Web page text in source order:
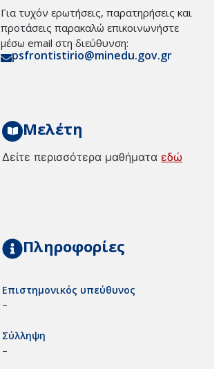
Για τυχόν ερωτήσεις, παρατηρήσεις και
προτάσεις παρακαλώ επικοινωνήστε
μέσω email στη διεύθυνση:
psfrontistirio@minedu.gov.gr
Μελέτη
Δείτε περισσότερα μαθήματα εδώ
Πληροφορίες
Επιστημονικός υπεύθυνος
–
Σύλληψη
–